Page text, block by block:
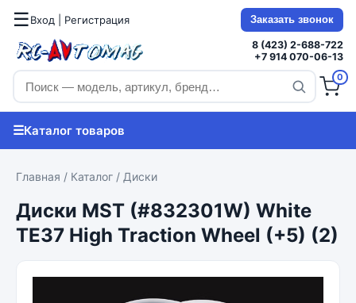
☰Вход | Регистрация Заказать звонок
8 (423) 2-688-722
+7 914 070-06-13
0
☰Каталог товаров
Главная / Каталог / Диски
Диски MST (#832301W) White
TE37 High Traction Wheel (+5) (2)